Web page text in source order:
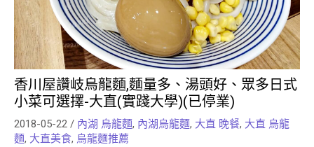
香川屋讚岐烏龍麵,麵量多、湯頭好、眾多日式
小菜可選擇-大直(實踐大學)(已停業)
2018-05-22 / 內湖 烏龍麵, 內湖烏龍麵, 大直 晚餐, 大直 烏龍
麵, 大直美食, 烏龍麵推薦